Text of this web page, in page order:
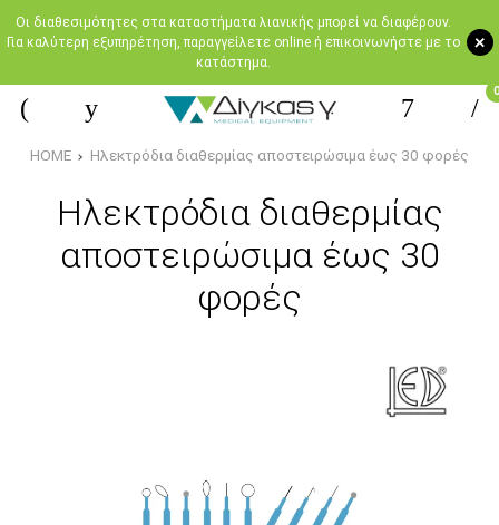
+
Oι διαθεσιμότητες στα καταστήματα λιανικής μπορεί να διαφέρουν.
Για καλύτερη εξυπηρέτηση, παραγγείλετε online ή επικοινωνήστε με το
κατάστημα.
0
HOME Ηλεκτρόδια διαθερμίας αποστειρώσιμα έως 30 φορές
Ηλεκτρόδια διαθερμίας
αποστειρώσιμα έως 30
φορές